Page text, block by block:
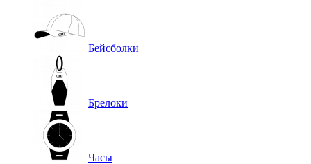
Бейсболки
Брелоки
Часы